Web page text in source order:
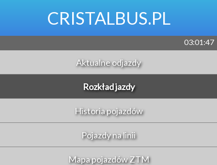
CRISTALBUS.PL
03:01:47
Aktualne odjazdy
Rozkład jazdy
Historia pojazdów
Pojazdy na linii
Mapa pojazdów ZTM